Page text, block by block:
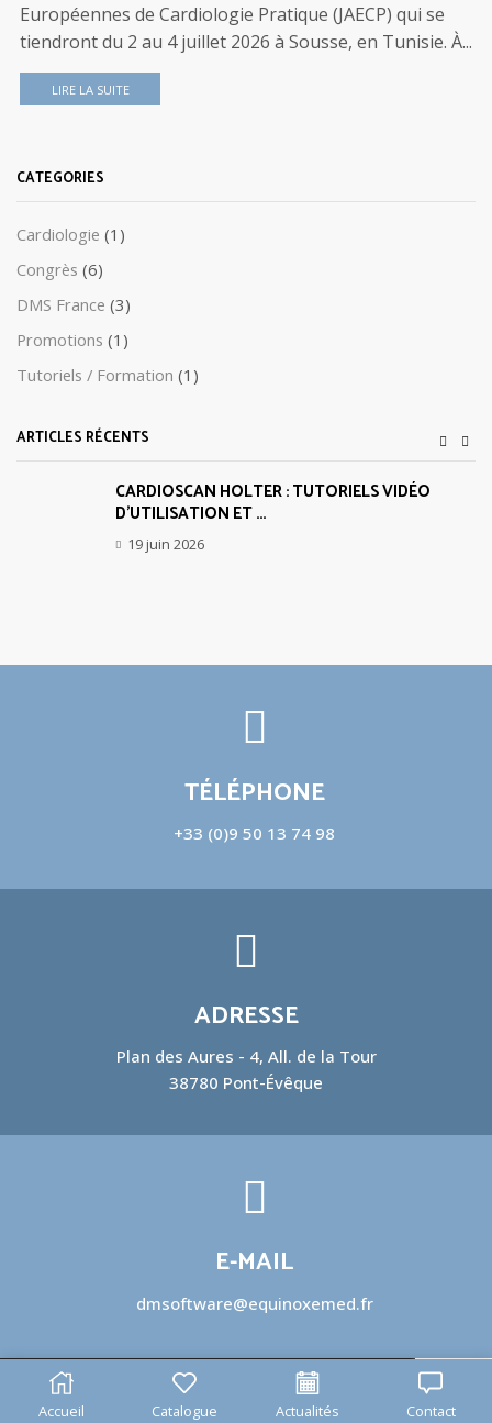
Européennes de Cardiologie Pratique (JAECP) qui se
tiendront du 2 au 4 juillet 2026 à Sousse, en Tunisie. À...
LIRE LA SUITE
CATEGORIES
Cardiologie (1)
Congrès (6)
DMS France (3)
Promotions (1)
Tutoriels / Formation (1)
ARTICLES RÉCENTS
CARDIOSCAN HOLTER : TUTORIELS VIDÉO
D’UTILISATION ET ...
19 juin 2026
TÉLÉPHONE
+33 (0)9 50 13 74 98
ADRESSE
Plan des Aures - 4, All. de la Tour
38780 Pont-Évêque
E-MAIL
dmsoftware@equinoxemed.fr
Accueil Catalogue Actualités Contact